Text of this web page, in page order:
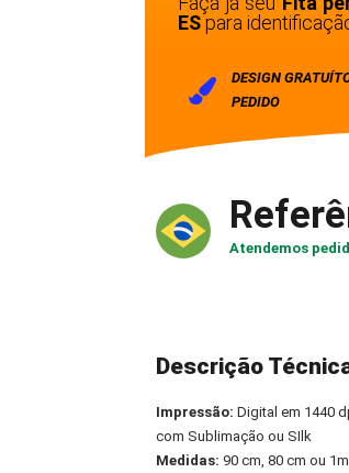
ESpara
DESIGN
PEDIDO
Atendemos
Descrição
Impressão: Digital em 1440
com Sublimação ou SIlk
Medidas: 90 cm, 80 cm ou